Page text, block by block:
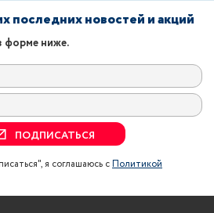
последних новостей и акций
форме ниже.
ПОДПИСАТЬСЯ
я соглашаюсь сПолитикой